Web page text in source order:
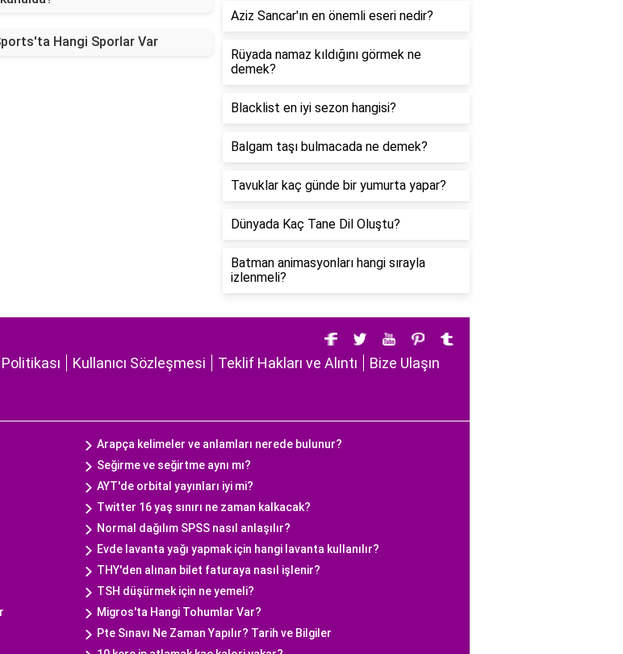
Hangi Sporlar Var
Aziz Sancar'ın en önemli eseri nedir?
Rüyada namaz kıldığını görmek ne
demek?
Blacklist en iyi sezon hangisi?
Balgam taşı bulmacada ne demek?
Tavuklar kaç günde bir yumurta yapar?
Dünyada Kaç Tane Dil Oluştu?
Batman animasyonları hangi sırayla
izlenmeli?
Kullanıcı Sözleşmesi Teklif Hakları ve Alıntı Bize Ulaşın
Arapça kelimeler ve anlamları nerede bulunur?
Seğirme ve seğirtme aynı mı?
AYT'de orbital yayınları iyi mi?
Twitter 16 yaş sınırı ne zaman kalkacak?
Normal dağılım SPSS nasıl anlaşılır?
Evde lavanta yağı yapmak için hangi lavanta kullanılır?
THY'den alınan bilet faturaya nasıl işlenir?
TSH düşürmek için ne yemeli?
Migros'ta Hangi Tohumlar Var?
Pte Sınavı Ne Zaman Yapılır? Tarih ve Bilgiler